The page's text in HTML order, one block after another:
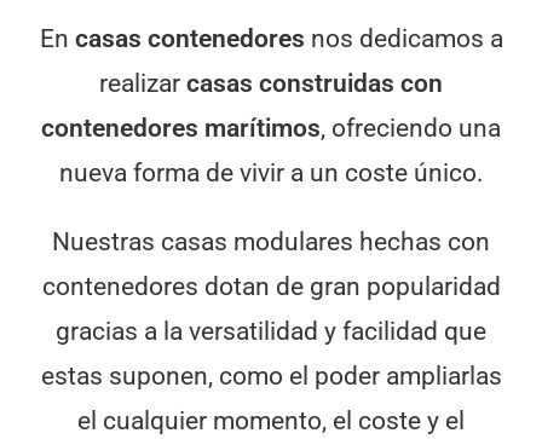
En casas contenedores nos dedicamos a
realizar casas construidas con
contenedores marítimos, ofreciendo una
nueva forma de vivir a un coste único.
Nuestras casas modulares hechas con
contenedores dotan de gran popularidad
gracias a la versatilidad y facilidad que
estas suponen, como el poder ampliarlas
el cualquier momento, el coste y el